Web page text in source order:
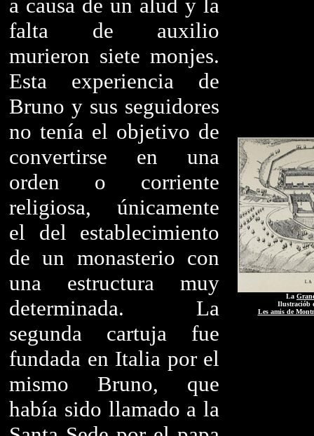
a causa de un alud y la
falta de auxilio
murieron siete monjes.
Esta experiencia de
Bruno y sus seguidores
no tenía el objetivo de
convertirse en una
orden o corriente
religiosa, únicamente
el del establecimiento
de un monasterio con
una estructura muy
determinada. La
segunda cartuja fue
fundada en Italia por el
mismo Bruno, que
había sido llamado a la
La
Ilustraciób
Les amis de